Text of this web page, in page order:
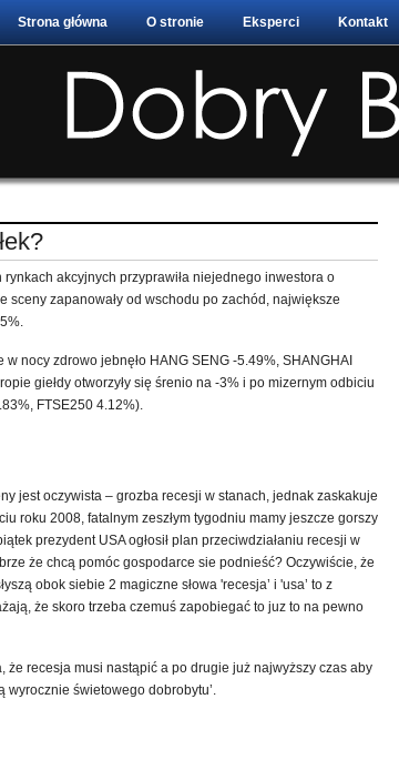
Strona główna O stronie Eksperci Kontakt
akcyjnych przyprawiła niejednego inwestora o
sceny zapanowały od wschodu po zachód, największe
nocy zdrowo jebnęło HANG SENG -5.49%, SHANGHAI
giełdy otworzyły się śrenio na -3% i po mizernym odbiciu
FTSE250 4.12%).
jest oczywista – grozba recesji w stanach, jednak zaskakuje
roku 2008, fatalnym zeszłym tygodniu mamy jeszcze gorszy
prezydent USA ogłosił plan przeciwdziałaniu recesji w
że chcą pomóc gospodarce sie podnieść? Oczywiście, że
obok siebie 2 magiczne słowa 'recesja’ i 'usa’ to z
że skoro trzeba czemuś zapobiegać to juz to na pewno
że recesja musi nastąpić a po drugie już najwyższy czas aby
wyrocznie świetowego dobrobytu’.